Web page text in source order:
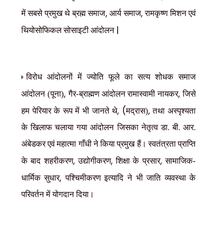
में सबसे प्रमुख थे ब्रह्म समाज,आर्य समाज,रामकृष्ण मिशन एवं
थियोसोफिकल सोसाइटी आंदोलन |
विरोध आंदोलनों में ज्योति फूले का सत्य शोधक समाज
आंदोलन (पूना),गैर-ब्राह्मण आंदोलन रामास्वामी नायकर,जिसे
हम पेरियार के रूप में भी जानते थे, (मद्रास),तथा अस्पृश्यता
के खिलाफ चलाया गया आंदोलन जिसका नेतृत्व डा. बी. आर.
अंबेडकर एवं महात्मा गाँधी ने किया प्रमुख हैं। स्वतंत्रता प्राप्ति
के बाद शहरीकरण,उद्योगीकरण,शिक्षा के प्रसार,सामाजिक-
धार्मिक सुधार,पश्चिमीकरण इत्यादि ने भी जाति व्यवस्था के
परिवर्तन में योगदान दिया।